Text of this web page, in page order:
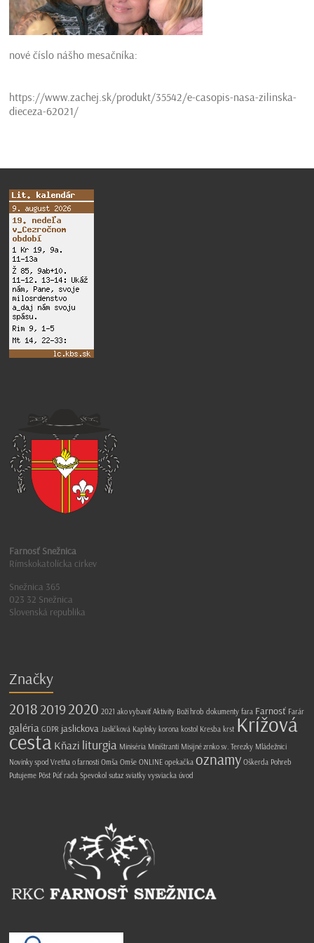
nové číslo nášho mesačníka:
https://www.zachej.sk/produkt/35542/e-casopis-nasa-zilinska-
dieceza-62021/
Farnosť Snežnica
Rímskokatolícka cirkev
Snežnica 365
023 32 Snežnica
Slovenská republika
Značky
2018 2019 2020 2021 ako vybaviť Aktivity Boží hrob dokumenty fara Farnosť Farár
galéria GDPR jaslickova Jasličková Kaplnky korona kostol Kresba krst Krížová
cesta Kňazi liturgia Miniséria Miništranti Misijné zrnko sv. Terezky Mládežnici
Novinky spod Vretňa o farnosti Omša Omše ONLINE opekačka oznamy Oškerda Pohreb
Putujeme Pôst Púť rada Spevokol sutaz sviatky vysviacka úvod